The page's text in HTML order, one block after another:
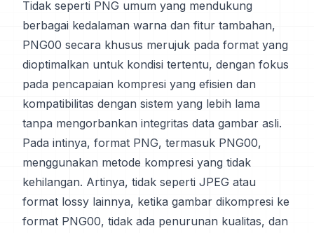
Tidak seperti PNG umum yang mendukung
berbagai kedalaman warna dan fitur tambahan,
PNG00 secara khusus merujuk pada format yang
dioptimalkan untuk kondisi tertentu, dengan fokus
pada pencapaian kompresi yang efisien dan
kompatibilitas dengan sistem yang lebih lama
tanpa mengorbankan integritas data gambar asli.
Pada intinya, format PNG, termasuk PNG00,
menggunakan metode kompresi yang tidak
kehilangan. Artinya, tidak seperti JPEG atau
format lossy lainnya, ketika gambar dikompresi ke
format PNG00, tidak ada penurunan kualitas, dan